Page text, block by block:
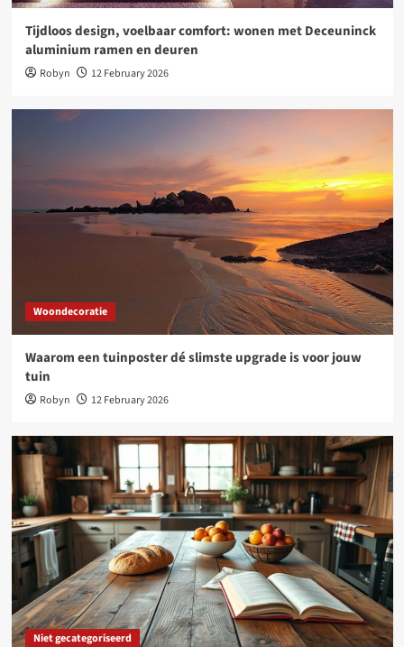
Tijdloos design, voelbaar comfort: wonen met Deceuninck
aluminium ramen en deuren
Robyn 12 February 2026
Woondecoratie
Waarom een tuinposter dé slimste upgrade is voor jouw
tuin
Robyn 12 February 2026
Niet gecategoriseerd